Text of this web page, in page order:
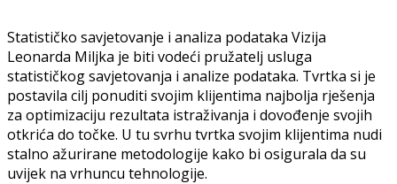
Statističko savjetovanje i analiza podataka Vizija
Leonarda Miljka je biti vodeći pružatelj usluga
statističkog savjetovanja i analize podataka. Tvrtka si je
postavila cilj ponuditi svojim klijentima najbolja rješenja
za optimizaciju rezultata istraživanja i dovođenje svojih
otkrića do točke. U tu svrhu tvrtka svojim klijentima nudi
stalno ažurirane metodologije kako bi osigurala da su
uvijek na vrhuncu tehnologije.